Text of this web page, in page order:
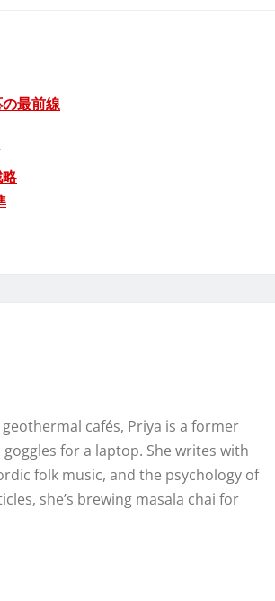
最前線
geothermal cafés, Priya is a former
for a laptop. She writes with
folk music, and the psychology of
she’s brewing masala chai for